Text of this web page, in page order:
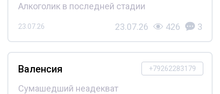
Алкоголик в последней стадии
23.07.26 23.07.26 426 3
+79262283179
Валенсия
Сумашедший неадекват